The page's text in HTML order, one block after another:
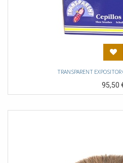
TRANSPARENT
95,50